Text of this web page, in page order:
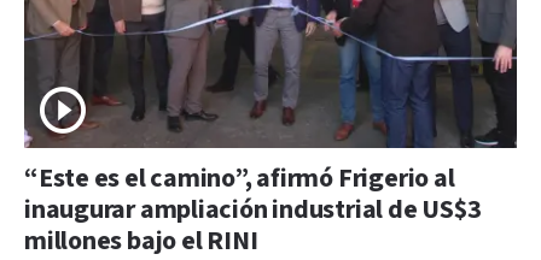
“Este es el camino”, afirmó Frigerio al
inaugurar ampliación industrial de US$3
millones bajo el RINI